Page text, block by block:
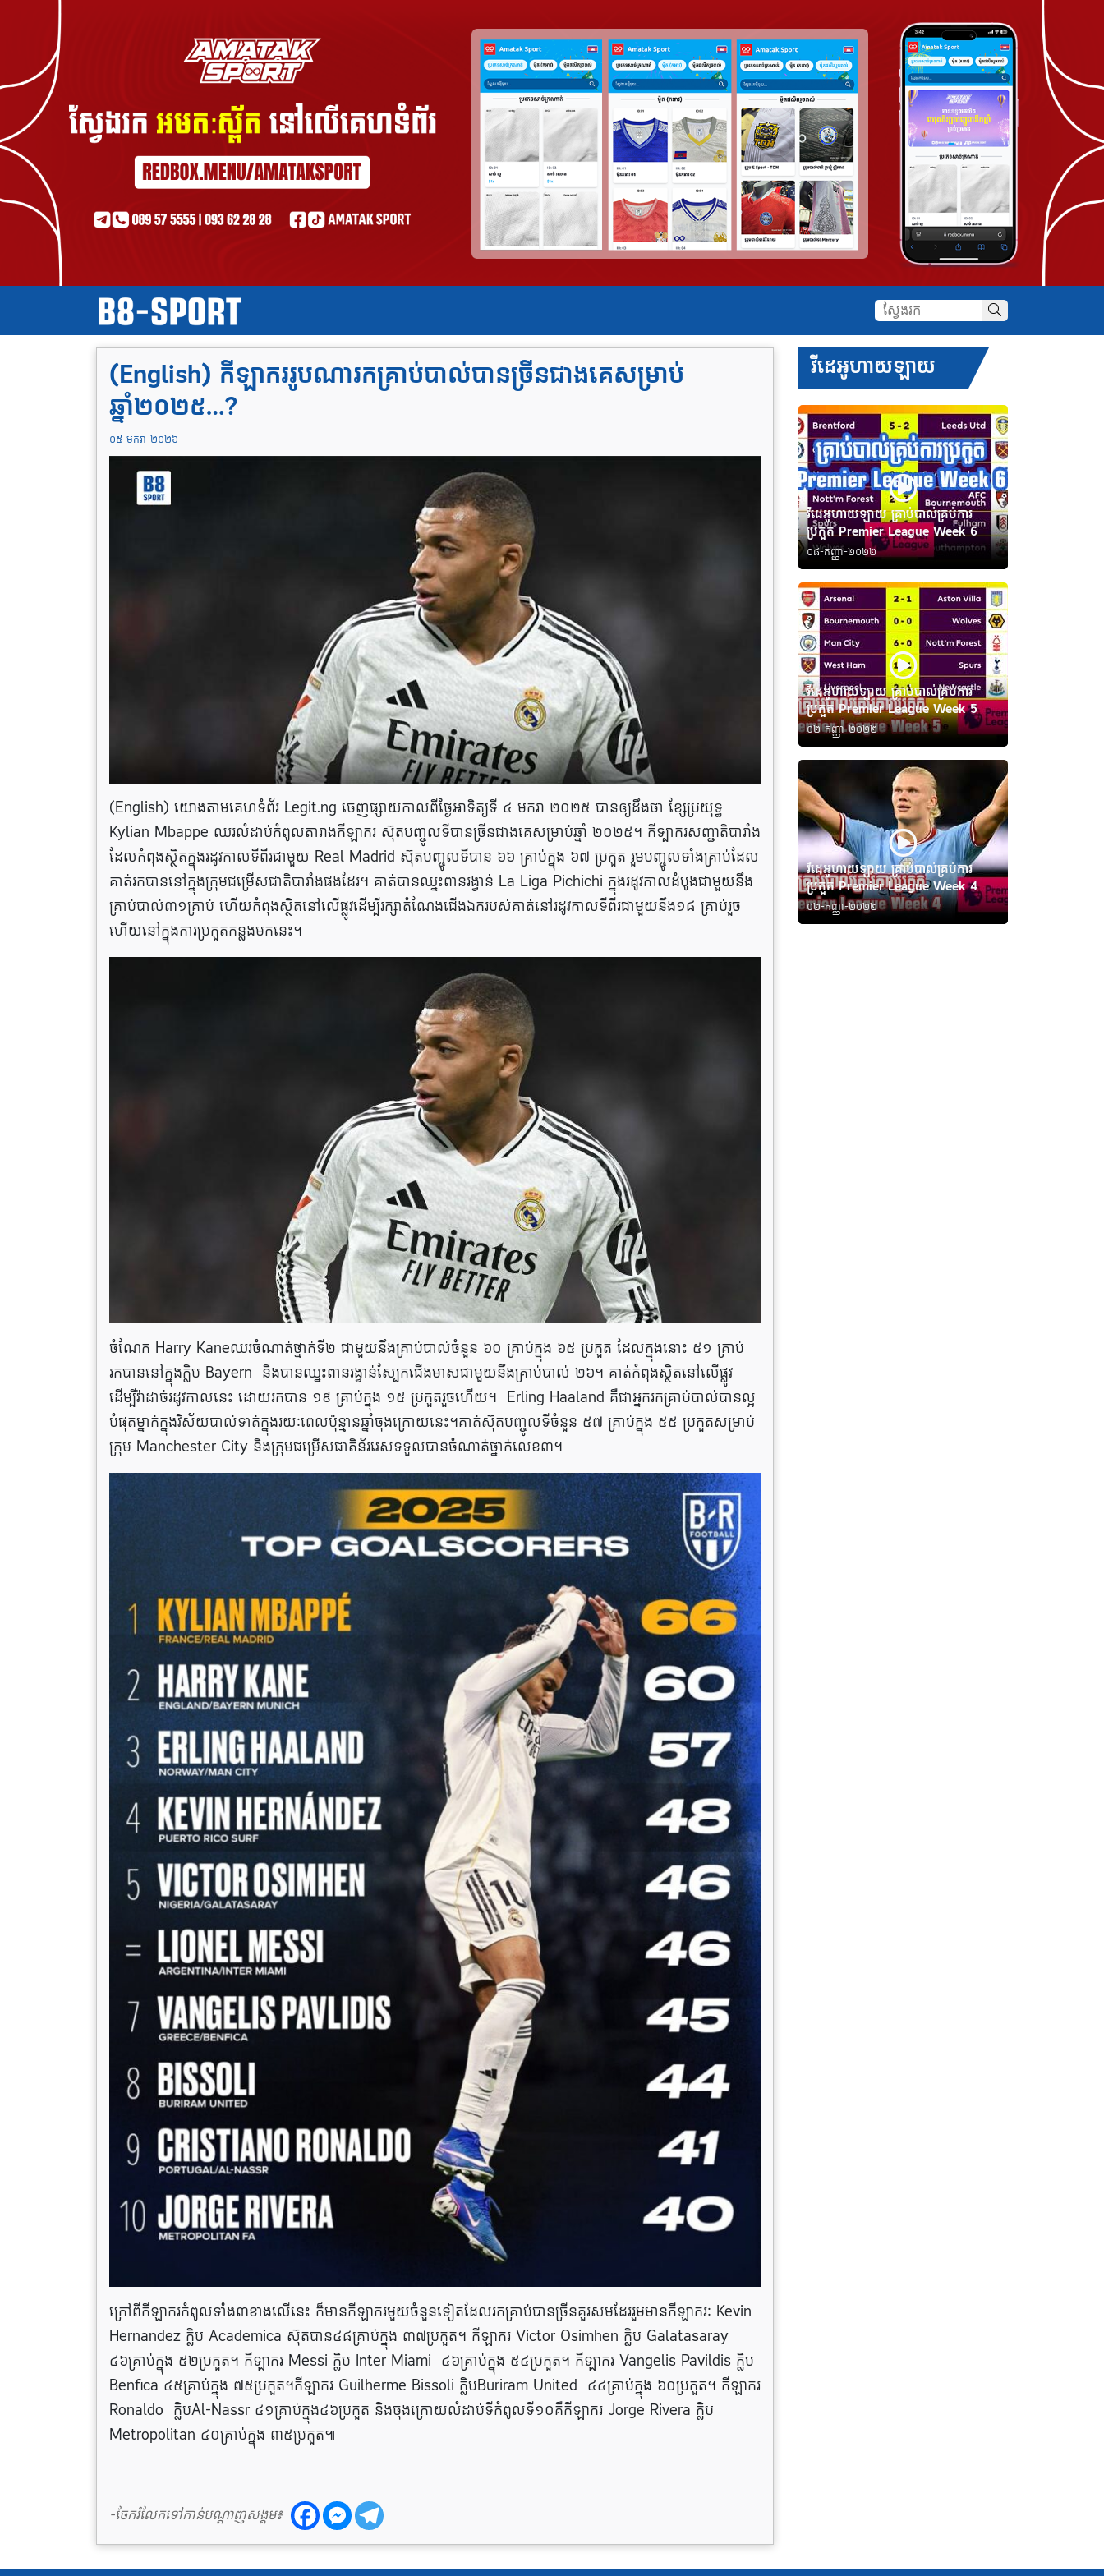
(English) កីឡាកររូបណារកគ្រាប់បាល់បានច្រីនជាងគេសម្រាប់
ឆ្នាំ២០២៥…?
០៥-មករា-២០២៦
(English) យោងតាមគេហទំព័រ Legit.ng ចេញផ្សាយកាលពីថ្ងៃអាទិត្យទី ៤ មករា ២០២៥ បានឲ្យដឹងថា ខ្សែប្រយុទ្ធ
Kylian Mbappe ឈរលំដាប់កំពូលតារាងកីឡាករ ស៊ុតបញ្ចូលទីបានច្រីនជាងគេសម្រាប់ឆ្នាំ ២០២៥។ កីទ្បាករសញ្ជាតិបារាំង
ដែលកំពុងស្ថិតក្នុងរដូវកាលទីពីរជាមួយ Real Madrid ស៊ុតបញ្ចូលទីបាន ៦៦ គ្រាប់ក្នុង ៦៧ ប្រកួត រួមបញ្ចូលទាំងគ្រាប់ដែល
គាត់រកបាននៅក្នុងក្រុមជម្រើសជាតិបារាំងផងដែរ។ គាត់បានឈ្នះពានរង្វាន់ La Liga Pichichi ក្នុងរដូវកាលដំបូងជាមួយនឹង
គ្រាប់បាល់៣១គ្រាប់ ហើយកំពុងស្ថិតនៅលើផ្លូវដើម្បីរក្សាតំណែងជើងឯករបស់គាត់នៅរដូវកាលទីពីរជាមួយនឹង១៨ គ្រាប់រួច
ហើយនៅក្នុងការប្រកួតកន្លងមកនេះ។
ចំណែក Harry Kaneឈរចំណាត់ថ្នាក់ទី២ ជាមួយនឹងគ្រាប់បាល់ចំនួន ៦០ គ្រាប់ក្នុង ៦៥ ប្រកួត ដែលក្នុងនោះ ៥១ គ្រាប់
រកបាននៅក្នុងក្លិប Bayern និងបានឈ្នះពានរង្វាន់ស្បែកជើងមាសជាមួយនឹងគ្រាប់បាល់ ២៦។ គាត់កំពុងស្ថិតនៅលើផ្លូវ
ដើម្បីវ៉ាដាច់រដូវកាលនេះ ដោយរកបាន ១៩ គ្រាប់ក្នុង ១៥ ប្រកួតរួចហើយ។ Erling Haaland គឺជាអ្នករកគ្រាប់បាល់បានល្អ
បំផុតម្នាក់ក្នុងវិស័យបាល់ទាត់ក្នុងរយៈពេលប៉ុន្មានឆ្នាំចុងក្រោយនេះ។គាត់ស៊ុតបញ្ចូលទីចំនួន ៥៧ គ្រាប់ក្នុង ៥៥ ប្រកួតសម្រាប់
ក្រុម Manchester City និងក្រុមជម្រើសជាតិន័រវេសទទួលបានចំណាត់ថ្នាក់លេខ៣។
ក្រៅពីកីឡាករកំពូលទាំង៣ខាងលើនេះ ក៏មានកីឡាករមួយចំនួនទៀតដែលរកគ្រាប់បានច្រីនគួរសមដែររួមមានកីឡាករៈ Kevin
Hernandez ក្លិប Academica ស៊ុតបាន៤៨គ្រាប់ក្នុង ៣៧ប្រកួត។ កីឡាករ Victor Osimhen ក្លិប Galatasaray
៤៦គ្រាប់ក្នុង ៥២ប្រកួត។ កីឡាករ Messi ក្លិប Inter Miami ៤៦គ្រាប់ក្នុង ៥៤ប្រកួត។ កីឡាករ Vangelis Pavildis ក្លិប
Benfica ៤៥គ្រាប់ក្នុង ៧៥ប្រកួត។កីឡាករ Guilherme Bissoli ក្លិបBuriram United ៤៤គ្រាប់ក្នុង ៦០ប្រកួត។ កីឡាករ
Ronaldo ក្លិបAl-Nassr ៤១គ្រាប់ក្នុង៤៦ប្រកួត និងចុងក្រោយលំដាប់ទីកំពូលទី១០គឺកីឡាករ Jorge Rivera ក្លិប
Metropolitan ៤០គ្រាប់ក្នុង ៣៥ប្រកួត៕
-ចែករំលែកទៅកាន់បណ្តាញសង្គម៖
វីដេអូហាយឡាយ
វីដេអូហាយឡាយ គ្រាប់បាល់គ្រប់ការ
ប្រកួត Premier League Week 6
០៨-កញ្ញា-២០២២
វីដេអូហាយឡាយ គ្រាប់បាល់គ្រប់ការ
ប្រកួត Premier League Week 5
០២-កញ្ញា-២០២២
វីដេអូហាយឡាយ គ្រាប់បាល់គ្រប់ការ
ប្រកួត Premier League Week 4
០២-កញ្ញា-២០២២